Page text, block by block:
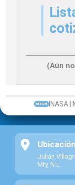
(Aún
INASA |
Ubicación
Julián
Mty, N.L.